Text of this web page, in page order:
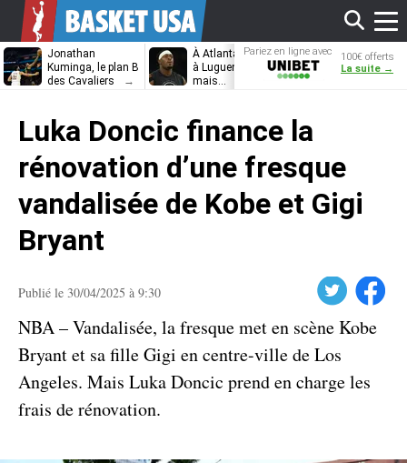
Jonathan
Kuminga, le plan B
des Cavaliers
À Atlanta, on tient
à Luguentz Dort
mais…
Les Wizards
discuter
Pariez en ligne avec
Unibet
100€ offerts
La suite →
Luka Doncic finance la
rénovation d’une fresque
vandalisée de Kobe et Gigi
Bryant
Publié le 30/04/2025 à 9:30 Facebook
NBA – Vandalisée, la fresque met en scène Kobe
Bryant et sa fille Gigi en centre-ville de Los
Angeles. Mais Luka Doncic prend en charge les
frais de rénovation.